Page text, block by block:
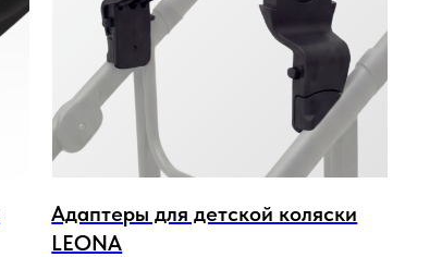
Адаптеры для детской коляски
LEONA